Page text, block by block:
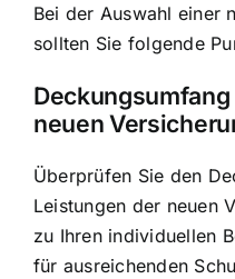
Bei der Auswahl einer
sollten Sie folgende
neuen
Überprüfen Sie den
Leistungen der neuen
zu Ihren individuellen
für ausreichenden